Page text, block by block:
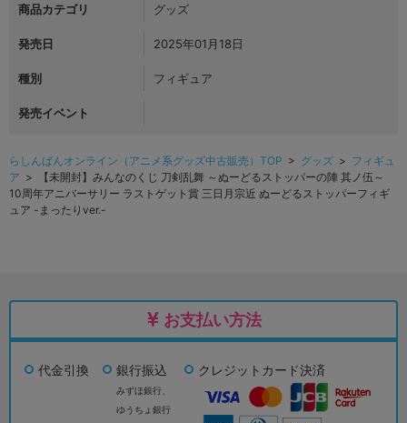
商品カテゴリ グッズ
発売日 2025年01月18日
種別 フィギュア
発売イベント
らしんばんオンライン（アニメ系グッズ中古販売）TOP > グッズ > フィギュ
ア > 【未開封】みんなのくじ 刀剣乱舞 ～ぬーどるストッパーの陣 其ノ伍～
10周年アニバーサリー ラストゲット賞 三日月宗近 ぬーどるストッパーフィギ
ュア -まったりver.-
お支払い方法
代金引換 銀行振込
みずほ銀行、
ゆうちょ銀行
クレジットカード決済